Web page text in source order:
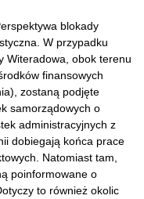
blokady
W przypadku
Witeradowa, obok terenu
finansowych
zostaną podjęte
samorządowych o
administracyjnych z
dobiegają końca prace
Natomiast tam,
poinformowane o
to również okolic